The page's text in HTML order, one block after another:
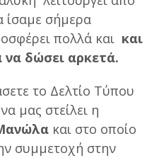
ίσαμε σήμερα
πολλά και και
δώσει αρκετά.
το Δελτίο Τύπου
μας στείλει η
και στο οποίο
συμμετοχή στην